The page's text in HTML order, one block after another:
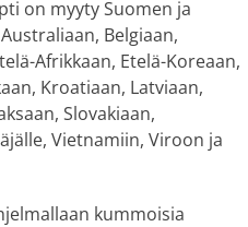
on myyty Suomen ja
Belgiaan,
Afrikkaan, Etelä-Koreaan,
Kroatiaan, Latviaan,
Slovakiaan,
Vietnamiin, Viroon ja
kummoisia